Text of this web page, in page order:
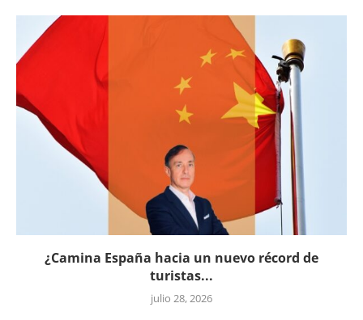
¿Camina España hacia un nuevo récord de
turistas...
julio 28, 2026